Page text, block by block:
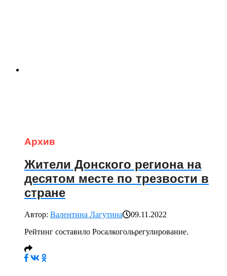
Архив
Жители Донского региона на
десятом месте по трезвости в
стране
Автор: Валентина Лагутина
09.11.2022
Рейтинг составило Росалкогольрегулирование.